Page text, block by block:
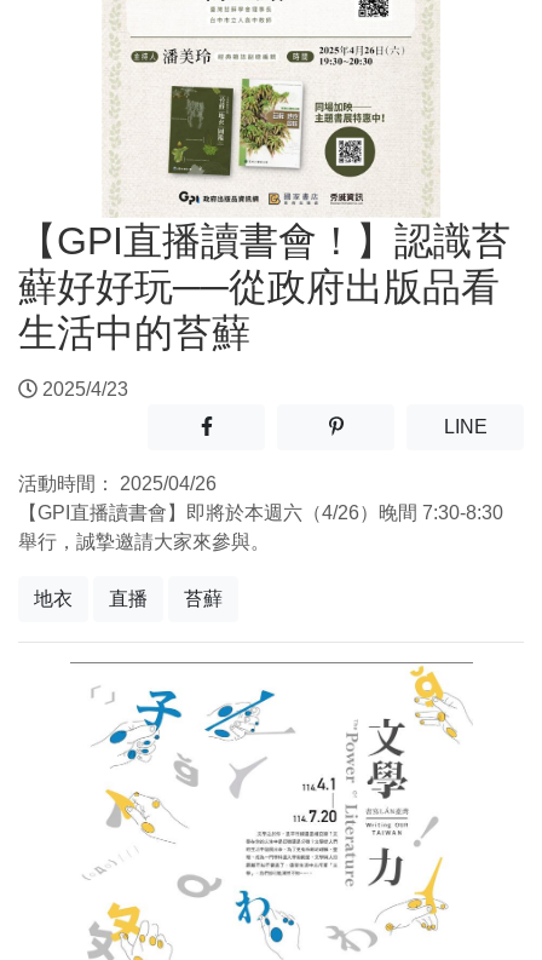
【GPI直播讀書會！】認識苔
蘚好好玩──從政府出版品看
生活中的苔蘚
2025/4/23
分享至facebook(另開新視窗)
分享至噗浪(另開新視窗)
LINE(另開
活動時間：
2025/04/26
【GPI直播讀書會】即將於本週六（4/26）晚間 7:30-8:30
舉行，誠摯邀請大家來參與。
地衣 直播 苔蘚